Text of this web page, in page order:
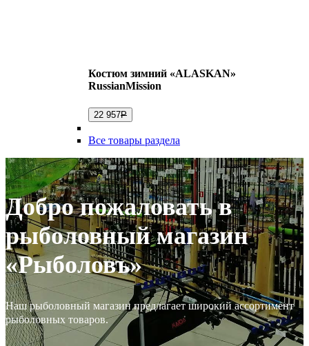
Костюм зимний «ALASKAN»
RussianMission
22 957Р
Все товары раздела
Добро пожаловать в
рыболовный магазин
«Рыболовъ»
Наш рыболовный магазин предлагает широкий ассортимент
рыболовных товаров.